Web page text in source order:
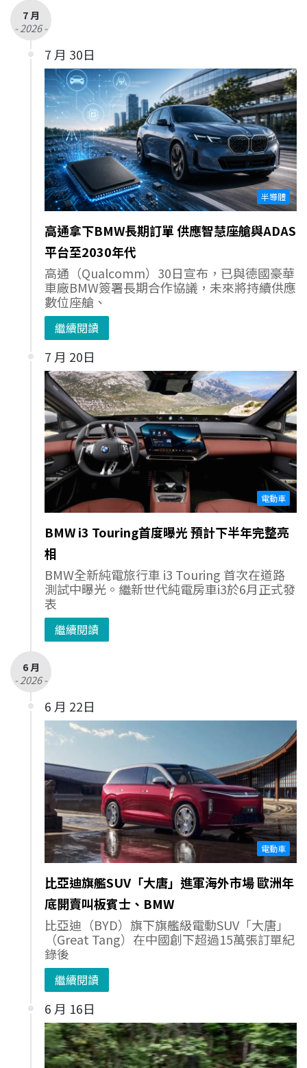
7 月
- 2026 -
7 月 30日
半導體
高通拿下BMW長期訂單 供應智慧座艙與ADAS
平台至2030年代
高通（Qualcomm）30日宣布，已與德國豪華
車廠BMW簽署長期合作協議，未來將持續供應
數位座艙、
繼續閱讀
7 月 20日
電動車
BMW i3 Touring首度曝光 預計下半年完整亮
相
BMW全新純電旅行車 i3 Touring 首次在道路
測試中曝光。繼新世代純電房車i3於6月正式發
表
繼續閱讀
6 月
- 2026 -
6 月 22日
電動車
比亞迪旗艦SUV「大唐」進軍海外市場 歐洲年
底開賣叫板賓士、BMW
比亞迪（BYD）旗下旗艦級電動SUV「大唐」
（Great Tang）在中國創下超過15萬張訂單紀
錄後
繼續閱讀
6 月 16日